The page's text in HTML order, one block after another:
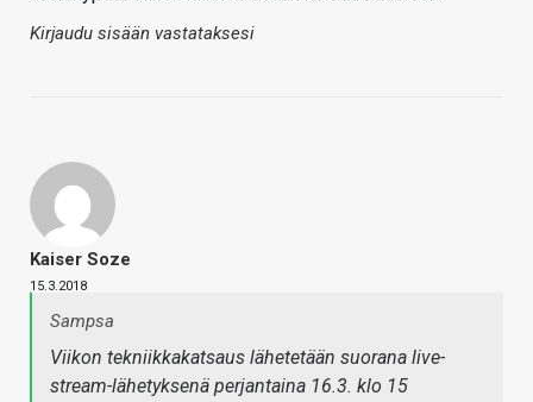
Kirjaudu sisään vastataksesi
Kaiser Soze
15.3.2018
Sampsa
Viikon tekniikkakatsaus lähetetään suorana live-
stream-lähetyksenä perjantaina 16.3. klo 15